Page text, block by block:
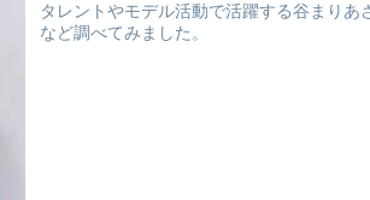
タレントやモデル活動で活躍する谷まりあ
など調べてみました。